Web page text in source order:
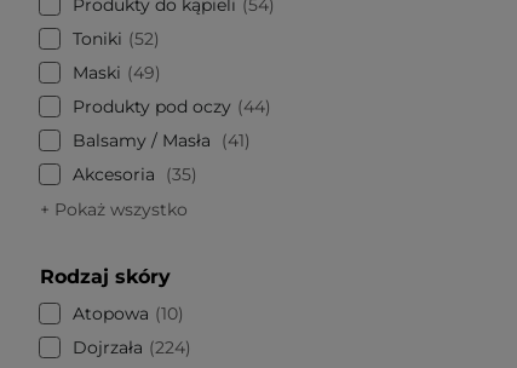
Produkty do kąpieli
54
Toniki
52
Maski
49
Produkty pod oczy
44
Balsamy / Masła
41
Akcesoria
35
+ Pokaż wszystko
Rodzaj skóry
Atopowa
10
Dojrzała
224